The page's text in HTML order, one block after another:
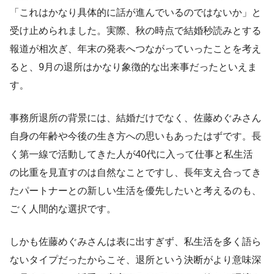
「これはかなり具体的に話が進んでいるのではないか」と
受け止められました。実際、秋の時点で結婚秒読みとする
報道が相次ぎ、年末の発表へつながっていったことを考え
ると、9月の退所はかなり象徴的な出来事だったといえま
す。
事務所退所の背景には、結婚だけでなく、佐藤めぐみさん
自身の年齢や今後の生き方への思いもあったはずです。長
く第一線で活動してきた人が40代に入って仕事と私生活
の比重を見直すのは自然なことですし、長年支え合ってき
たパートナーとの新しい生活を優先したいと考えるのも、
ごく人間的な選択です。
しかも佐藤めぐみさんは表に出すぎず、私生活を多く語ら
ないタイプだったからこそ、退所という決断がより意味深